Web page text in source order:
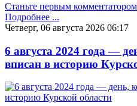
Станьте первым
Подробнее ...
Четверг, 06 августа 2026 06:17
6 августа 2024 года —
вписан в историю